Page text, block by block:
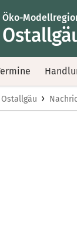
Öko-
Ostallgäu ›